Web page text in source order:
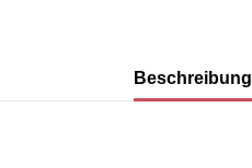
Beschreibung